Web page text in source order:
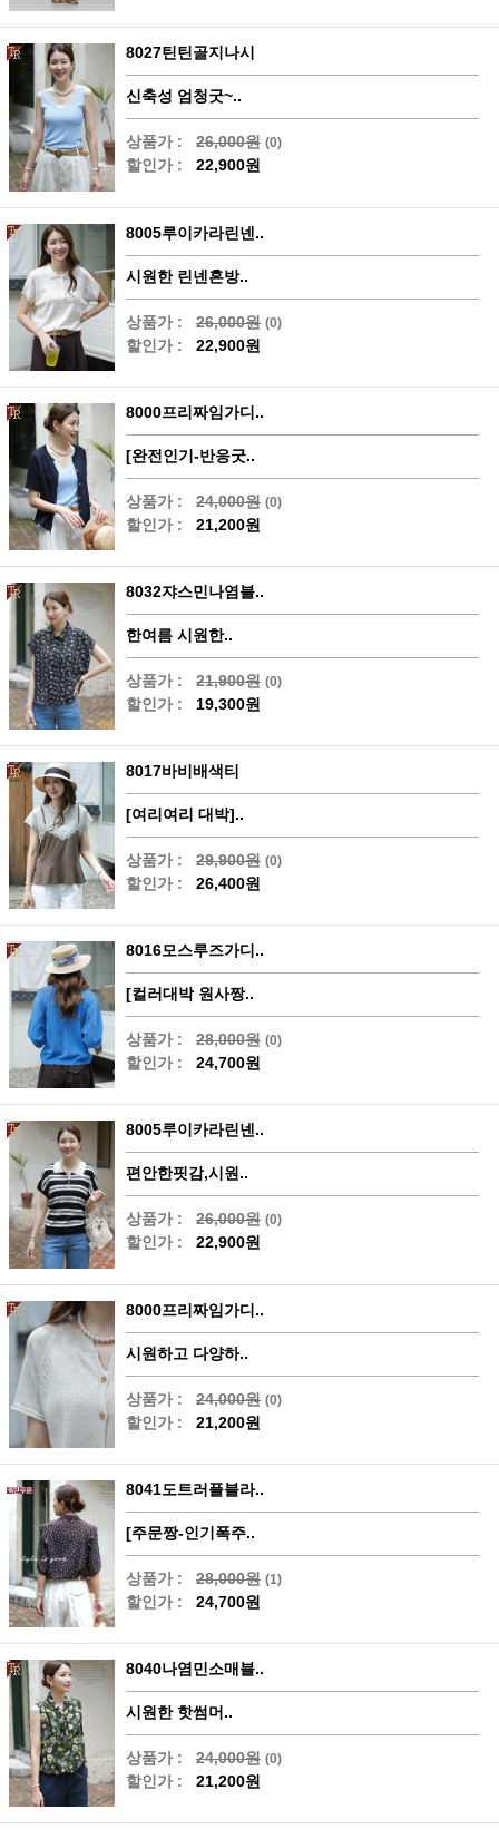
8027틴틴골지나시
신축성 엄청굿~..
상품가 : 26,000원 (0)
할인가 : 22,900원
8005루이카라린넨..
시원한 린넨혼방..
상품가 : 26,000원 (0)
할인가 : 22,900원
8000프리짜임가디..
[완전인기-반응굿..
상품가 : 24,000원 (0)
할인가 : 21,200원
8032쟈스민나염블..
한여름 시원한..
상품가 : 21,900원 (0)
할인가 : 19,300원
8017바비배색티
[여리여리 대박]..
상품가 : 29,900원 (0)
할인가 : 26,400원
8016모스루즈가디..
[컬러대박 원사짱..
상품가 : 28,000원 (0)
할인가 : 24,700원
8005루이카라린넨..
편안한핏감,시원..
상품가 : 26,000원 (0)
할인가 : 22,900원
8000프리짜임가디..
시원하고 다양하..
상품가 : 24,000원 (0)
할인가 : 21,200원
8041도트러플블라..
[주문짱-인기폭주..
상품가 : 28,000원 (1)
할인가 : 24,700원
8040나염민소매블..
시원한 핫썸머..
상품가 : 24,000원 (0)
할인가 : 21,200원